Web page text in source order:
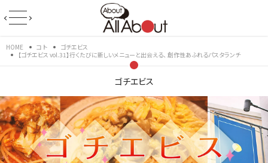
HOME コト
ゴチエビス
【ゴチエビス vol.31】行くたびに新しいメニューと出会える、 創作性あふれるパスタランチ
ゴチエビス